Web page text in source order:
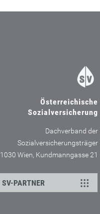
Österreichische
Sozialversicherung
Dachverband der
Sozialversicherungsträger
1030 Wien, Kundmanngasse 21
SV-PARTNER